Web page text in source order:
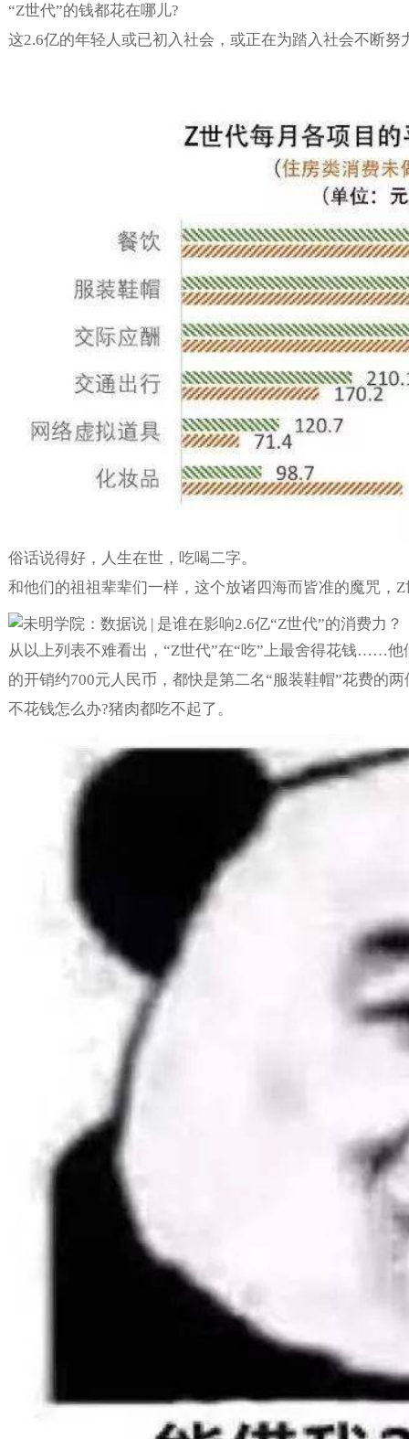
“Z世代”的钱都花在哪儿?
这2.6亿的年轻人或已初入社会，或正在为踏入社会不断
俗话说得好，人生在世，吃喝二字。
和他们的祖祖辈辈们一样，这个放诸四海而皆准的魔咒，
从以上列表不难看出，“Z世代”在“吃”上最舍得花钱……他
的开销约700元人民币，都快是第二名“服装鞋帽”花费的两
不花钱怎么办?猪肉都吃不起了。